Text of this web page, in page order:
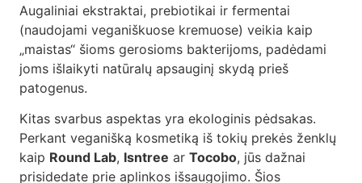
Augaliniai ekstraktai, prebiotikai ir fermentai
(naudojami veganiškuose kremuose) veikia kaip
„maistas“ šioms gerosioms bakterijoms, padėdami
joms išlaikyti natūralų apsauginį skydą prieš
patogenus.
Kitas svarbus aspektas yra ekologinis pėdsakas.
Perkant veganišką kosmetiką iš tokių prekės ženklų
kaip Round Lab, Isntree ar Tocobo, jūs dažnai
prisidedate prie aplinkos išsaugojimo. Šios